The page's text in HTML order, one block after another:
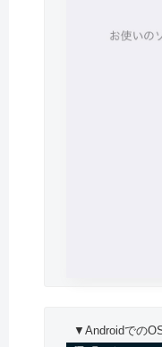
▼Androidでの